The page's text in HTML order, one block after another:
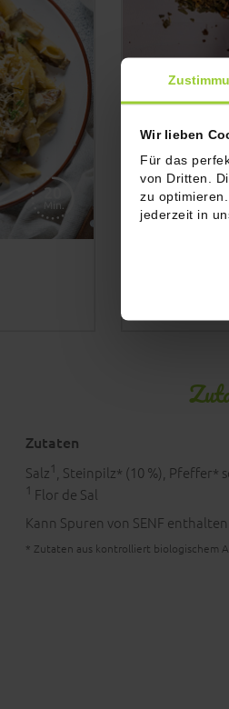
Wir lieben
Für das
von Dritten.
zu
jederzeit in
Spicebar x
Zutaten
Salz 1 , Steinpilz* (10 %), Pfeffer*
1 Flor de Sal
Kann Spuren von SENF enthalten.
* Zutaten aus kontrolliert biologischem